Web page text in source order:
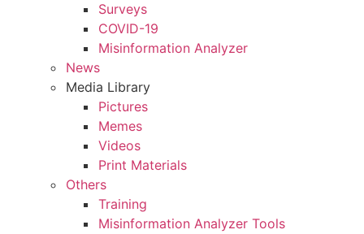
Surveys
COVID-19
Misinformation Analyzer
News
Media Library
Pictures
Memes
Videos
Print Materials
Others
Training
Misinformation Analyzer Tools